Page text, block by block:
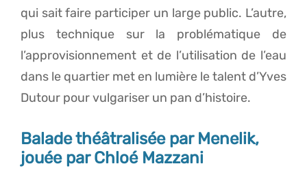
qui sait faire participer un large public. L’autre,
plus technique sur la problématique de
l’approvisionnement et de l’utilisation de l’eau
dans le quartier met en lumière le talent d’Yves
Dutour pour vulgariser un pan d’histoire.
Balade théâtralisée par Menelik,
jouée par Chloé Mazzani